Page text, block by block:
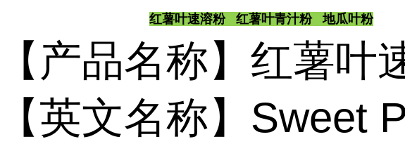
红薯叶速溶粉 红薯叶青汁粉 地瓜叶粉
【产品名称】红薯叶
【英文名称】Sweet